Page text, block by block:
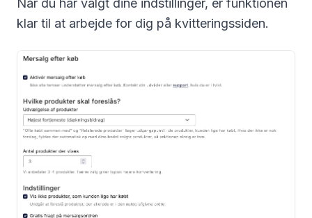
Når du har valgt dine indstillinger, er funktionen
klar til at arbejde for dig på kvitteringssiden.